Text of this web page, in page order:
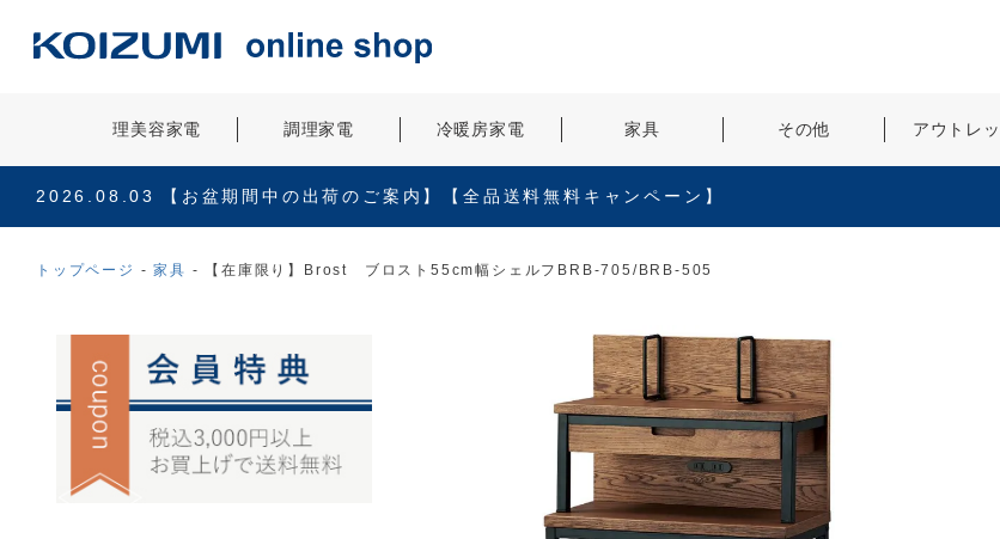
理美容家電 調理家電 冷暖房家電 家具 その他 アウトレ
2026.08.03 【お盆期間中の出荷のご案内】【全品送料無料キャンペーン】
トップページ 家具 【在庫限り】Brost ブロスト55cm幅シェルフBRB-705/BRB-505